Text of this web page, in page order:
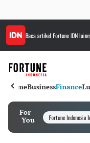
Baca artikel Fortune IDN
HomeBusinessFinance
For
You
Fortune Indonesia